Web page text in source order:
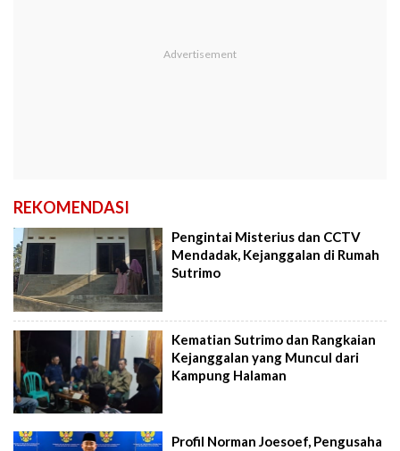
REKOMENDASI
Pengintai Misterius dan CCTV
Mendadak, Kejanggalan di Rumah
Sutrimo
Kematian Sutrimo dan Rangkaian
Kejanggalan yang Muncul dari
Kampung Halaman
Profil Norman Joesoef, Pengusaha